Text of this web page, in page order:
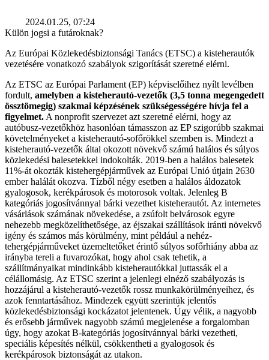
2024.01.25, 07:24
Külön jogsi a futároknak?
Az Európai Közlekedésbiztonsági Tanács (ETSC) a kisteherautók
vezetésére vonatkozó szabályok szigorítását szeretné elérni.
Az ETSC az Európai Parlament (EP) képviselőihez nyílt levélben
fordult, amelyben a kisteherautó-vezetők (3,5 tonna megengedett
össztömegig) szakmai képzésének szükségességére hívja fel a
figyelmet. A nonprofit szervezet azt szeretné elérni, hogy az
autóbusz-vezetőkhöz hasonlóan támasszon az EP szigorúbb szakmai
követelményeket a kisteherautó-sofőrökkel szemben is. Mindezt a
kisteherautó-vezetők által okozott növekvő számú halálos és súlyos
közlekedési balesetekkel indokolták. 2019-ben a halálos balesetek
11%-át okozták kistehergépjárművek az Európai Unió útjain 2630
ember halálát okozva. Tízből négy esetben a halálos áldozatok
gyalogosok, kerékpárosok és motorosok voltak. Jelenleg B
kategóriás jogosítvánnyal bárki vezethet kisteherautót. Az internetes
vásárlások számának növekedése, a zsúfolt belvárosok egyre
nehezebb megközelíthetősége, az éjszakai szállítások iránti növekvő
igény és számos más körülmény, mint például a nehéz-
tehergépjárműveket üzemeltetőket érintő súlyos sofőrhiány abba az
irányba tereli a fuvarozókat, hogy ahol csak tehetik, a
szállítmányaikat mindinkább kisteherautókkal juttassák el a
célállomásig. Az ETSC szerint a jelenlegi elnéző szabályozás is
hozzájárul a kisteherautó-vezetők rossz munkakörülményeihez, és
azok fenntartásához. Mindezek együtt szerintük jelentős
közlekedésbiztonsági kockázatot jelentenek. Úgy vélik, a nagyobb
és erősebb járművek nagyobb számú megjelenése a forgalomban
úgy, hogy azokat B-kategóriás jogosítvánnyal bárki vezetheti,
speciális képesítés nélkül, csökkentheti a gyalogosok és
kerékpárosok biztonságát az utakon.